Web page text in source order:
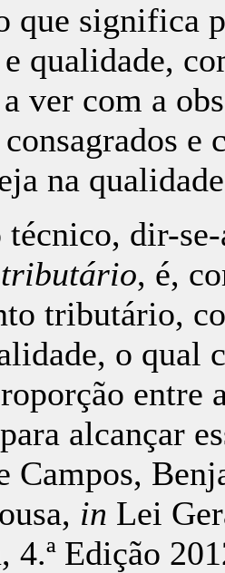
que significa
qualidade,
ver com a
e
na
técnico, dir-
tributário, é,
tributário,
o qual
entre
alcançar
Campos,
in Lei
4.ª Edição